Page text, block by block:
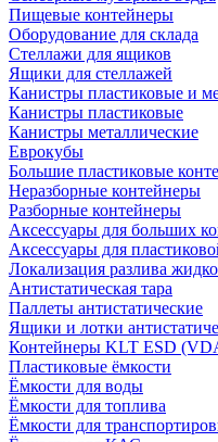
Пищевые контейнеры
Оборудование для склада
Стеллажи для ящиков
Ящики для стеллажей
Канистры пластиковые и
Канистры пластиковые
Канистры металлические
Еврокубы
Большие пластиковые
Неразборные контейнеры
Разборные контейнеры
Аксессуары для больших
Аксессуары для
Локализация разлива
Антистатическая тара
Паллеты антистатические
Ящики и лотки
Контейнеры KLT ESD
Пластиковые ёмкости
Ёмкости для воды
Ёмкости для топлива
Ёмкости для